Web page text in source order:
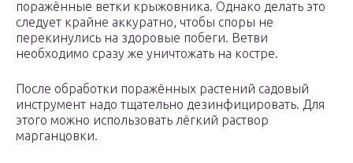
поражённые ветки крыжовника. Однако делать это
следует крайне аккуратно, чтобы споры не
перекинулись на здоровые побеги. Ветви
необходимо сразу же уничтожать на костре.
После обработки поражённых растений садовый
инструмент надо тщательно дезинфицировать. Для
этого можно использовать лёгкий раствор
марганцовки.